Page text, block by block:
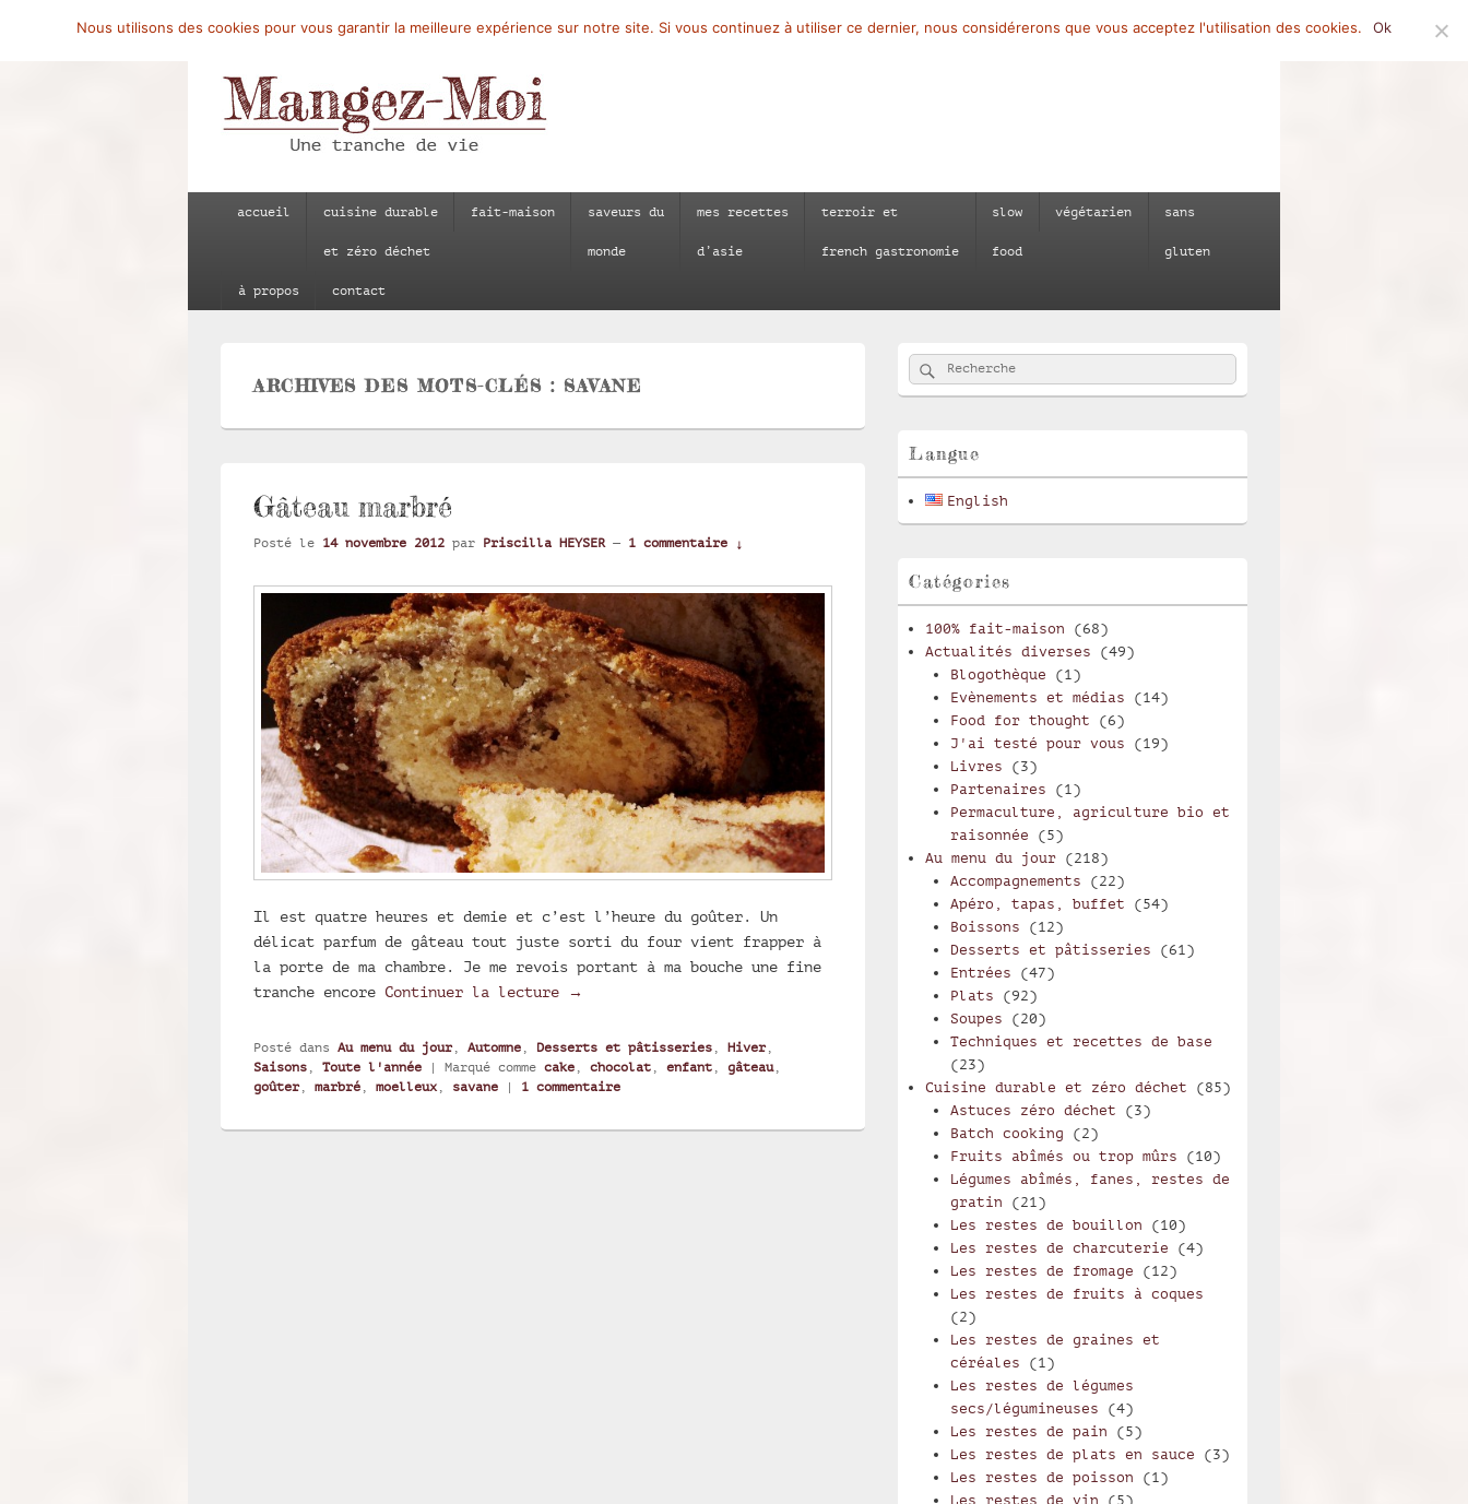
Mangez-Moi.fr
accueil cuisine durable
et zéro déchet
fait-maison saveurs du
monde
mes recettes
d’asie
terroir et
french gastronomie
slow
food
végétarien sans
gluten
à propos contact
ARCHIVES DES MOTS-CLÉS :SAVANE
Gâteau marbré
Posté le 14 novembre 2012 par Priscilla HEYSER — 1 commentaire ↓
Il est quatre heures et demie et c’est l’heure du goûter. Un
délicat parfum de gâteau tout juste sorti du four vient frapper à
la porte de ma chambre. Je me revois portant à ma bouche une fine
tranche encore Continuer la lecture Gâteau marbré
→
Posté dans Au menu du jour, Automne Desserts et pâtisseries Hiver,
Saisons
Toute l'année | Marqué comme cake chocolat enfant gâteau,
goûter, marbré moelleux savane | 1 commentaire
Zone
principale
de
Recherche :
Rechercher
Langue
English
Catégories
100% fait-maison (68)
Actualités diverses (49)
Blogothèque (1)
Evènements et médias (14)
Food for thought (6)
J'ai testé pour vous (19)
Livres (3)
Partenaires (1)
Permaculture, agriculture bio et
raisonnée (5)
Au menu du jour (218)
Accompagnements (22)
Apéro, tapas, buffet (54)
Boissons (12)
Desserts et pâtisseries (61)
Entrées (47)
Plats (92)
Soupes (20)
Techniques et recettes de base
(23)
Cuisine durable et zéro déchet (85)
Astuces zéro déchet (3)
Batch cooking (2)
Fruits abîmés ou trop mûrs (10)
Légumes abîmés, fanes, restes de
gratin (21)
Les restes de bouillon (10)
Les restes de charcuterie (4)
Les restes de fromage (12)
Les restes de fruits à coques
(2)
Les restes de graines et
céréales (1)
Les restes de légumes
secs/légumineuses (4)
Les restes de pain (5)
Les restes de plats en sauce (3)
Les restes de poisson (1)
Les restes de vin (5)
Nous utilisons des cookies pour vous garantir la meilleure expérience sur notre site. Si vous continuez à utiliser ce dernier, nous considérerons que vous acceptez l'utilisation des cookies. Ok